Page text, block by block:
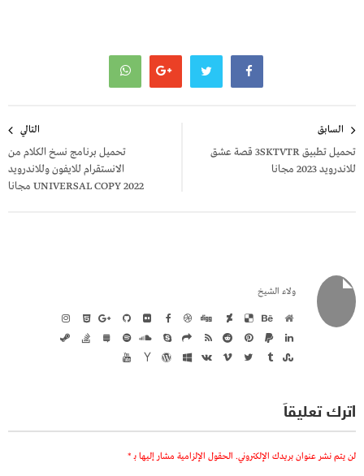
المقالات
السابق
تحميل تطبيق 3SKTVTR قصة عشق
للاندرويد 2023 مجانا
التالي
تحميل برنامج نسخ الكلام من
الانستقرام للايفون وللاندرويد
UNIVERSAL COPY 2022 مجانا
ولاء الشيخ
اترك تعليقاً
لن يتم نشر عنوان بريدك الإلكتروني. الحقول الإلزامية مشار إليها بـ *